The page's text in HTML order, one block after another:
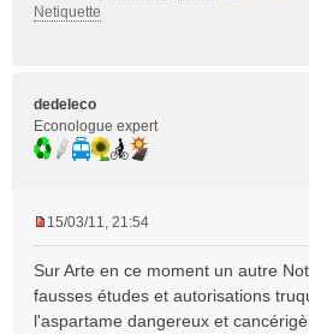
Netiquette
dedeleco
Econologue expert
s
s
a
15/03/11, 21:54
Sur Arte en ce moment un autre
fausses études et autorisations
l'aspartame dangereux et